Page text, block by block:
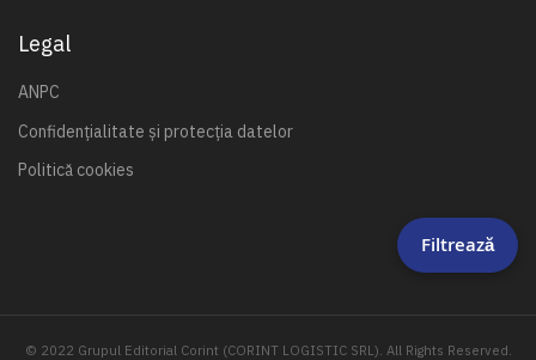
Legal
ANPC
Confidențialitate și protecția datelor
Politică cookies
© 2022 Grupul Editorial Corint (CORINT LOGISTIC SRL). All Rights Reserved.
Filtrează